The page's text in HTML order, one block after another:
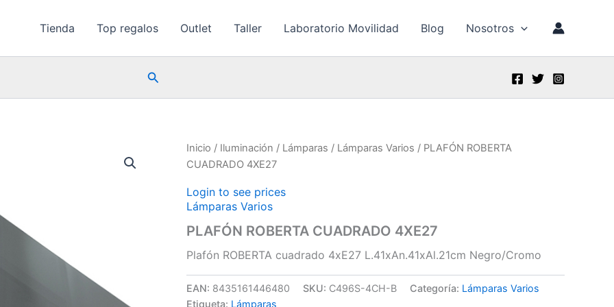
Tienda Top regalos Outlet Taller Laboratorio Movilidad Blog Nosotros
Buscar
Inicio / Iluminación / Lámparas / Lámparas Varios / PLAFÓN ROBERTA
CUADRADO 4XE27
Login to see prices
Lámparas Varios
PLAFÓN ROBERTA CUADRADO 4XE27
Plafón ROBERTA cuadrado 4xE27 L.41xAn.41xAl.21cm Negro/Cromo
EAN: 8435161446480 SKU: C496S-4CH-B Categoría: Lámparas Varios
Etiqueta: Lámparas